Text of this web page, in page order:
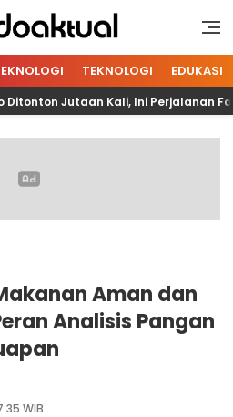
Aktual
TEKNOLOGI EDUKASI
Jutaan Kali, Ini Perjalanan Fariz
Aman dan
Analisis Pangan
WIB